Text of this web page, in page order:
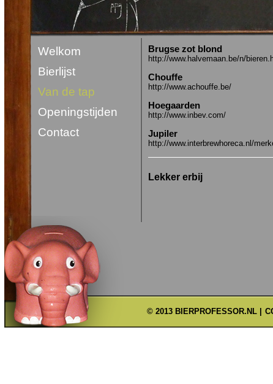
Welkom
Bierlijst
Van de tap
Openingstijden
Contact
Brugse zot blond
http://www.halvemaan.be/n/
Chouffe
http://www.achouffe.be/
Hoegaarden
http://www.inbev.com/
Jupiler
http://www.interbrewhoreca.nl/
Lekker erbij
©2013 BIERPROFESSOR.NL |